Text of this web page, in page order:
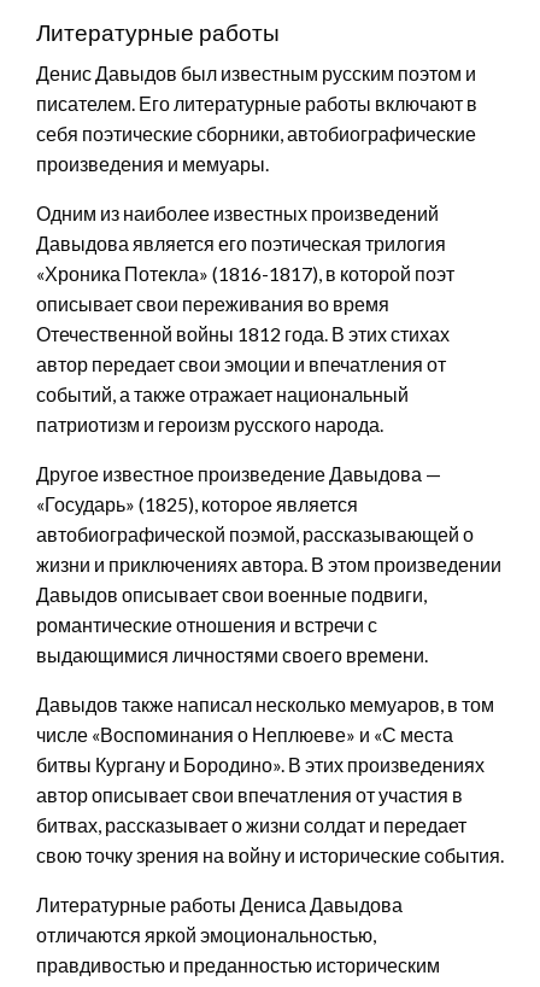
Литературные работы
Денис Давыдов был известным русским поэтом и
писателем. Его литературные работы включают в
себя поэтические сборники, автобиографические
произведения и мемуары.
Одним из наиболее известных произведений
Давыдова является его поэтическая трилогия
«Хроника Потекла» (1816-1817), в которой поэт
описывает свои переживания во время
Отечественной войны 1812 года. В этих стихах
автор передает свои эмоции и впечатления от
событий, а также отражает национальный
патриотизм и героизм русского народа.
Другое известное произведение Давыдова —
«Государь» (1825), которое является
автобиографической поэмой, рассказывающей о
жизни и приключениях автора. В этом произведении
Давыдов описывает свои военные подвиги,
романтические отношения и встречи с
выдающимися личностями своего времени.
Давыдов также написал несколько мемуаров, в том
числе «Воспоминания о Неплюеве» и «С места
битвы Кургану и Бородино». В этих произведениях
автор описывает свои впечатления от участия в
битвах, рассказывает о жизни солдат и передает
свою точку зрения на войну и исторические события.
Литературные работы Дениса Давыдова
отличаются яркой эмоциональностью,
правдивостью и преданностью историческим